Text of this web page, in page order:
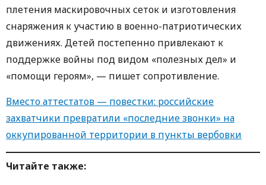
плетения маскировочных сеток и изготовления
снаряжения к участию в военно-патриотических
движениях. Детей постепенно привлекают к
поддержке войны под видом «полезных дел» и
«помощи героям», — пишет сопротивление.
Вместо аттестатов — повестки: российские
захватчики превратили «последние звонки» на
оккупированной территории в пункты вербовки
Читайте также: